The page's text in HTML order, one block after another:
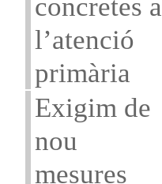
concretes a
l’atenció
primària
Exigim de
nou
mesures